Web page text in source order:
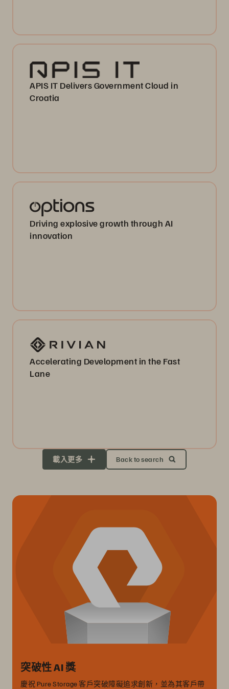
APIS IT Delivers Government Cloud in
Croatia
Driving explosive growth through AI
innovation
Accelerating Development in the Fast
Lane
載入更多 Back to search
突破性 AI 獎
慶祝 Pure Storage 客戶突破障礙追求創新，並為其客戶帶